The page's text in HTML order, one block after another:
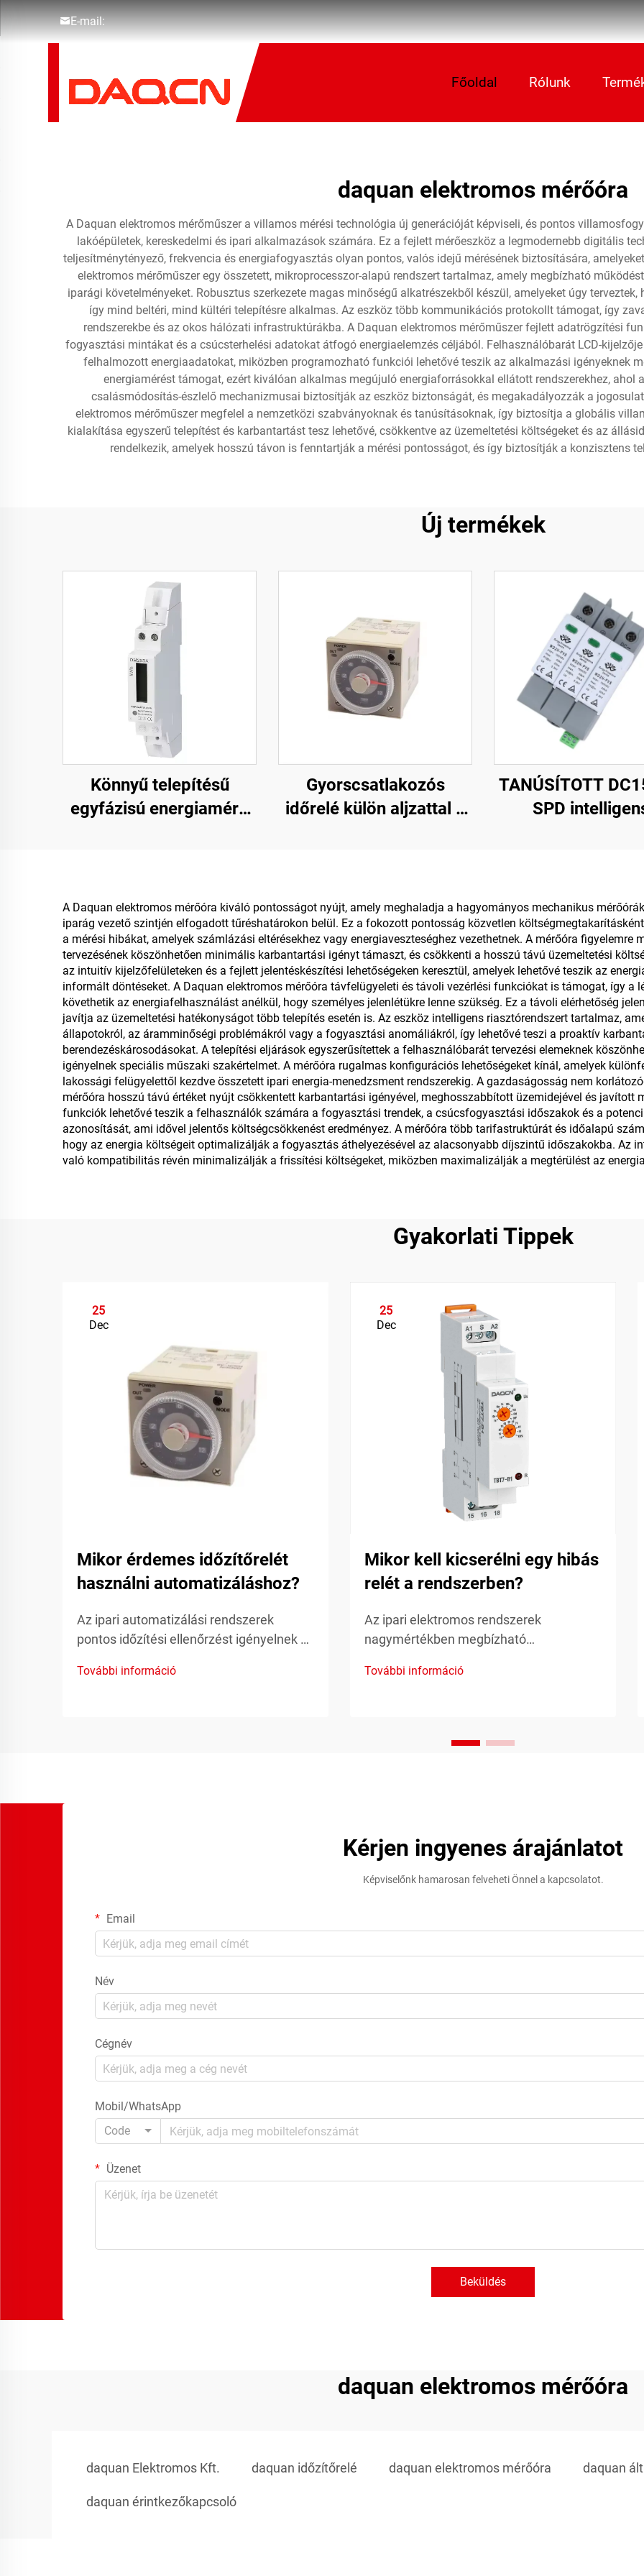
E-mail:
Főoldal Rólunk
daquan elektromos mérőóra
A Daquan elektromos mérőműszer a villamos mérési technológia új generációját képviseli, és pontos
lakóépületek, kereskedelmi és ipari alkalmazások számára. Ez a fejlett mérőeszköz a legmodernebb digitális
teljesítménytényező, frekvencia és energiafogyasztás olyan pontos, valós idejű mérésének biztosítására,
elektromos mérőműszer egy összetett, mikroprocesszor-alapú rendszert tartalmaz, amely megbízható
iparági követelményeket. Robusztus szerkezete magas minőségű alkatrészekből készül, amelyeket úgy
így mind beltéri, mind kültéri telepítésre alkalmas. Az eszköz több kommunikációs protokollt támogat, így
rendszerekbe és az okos hálózati infrastruktúrákba. A Daquan elektromos mérőműszer fejlett adatrögzítési
fogyasztási mintákat és a csúcsterhelési adatokat átfogó energiaelemzés céljából. Felhasználóbarát LCD-
felhalmozott energiaadatokat, miközben programozható funkciói lehetővé teszik az alkalmazási igényeknek
energiamérést támogat, ezért kiválóan alkalmas megújuló energiaforrásokkal ellátott rendszerekhez, ahol
csalásmódosítás-észlelő mechanizmusai biztosítják az eszköz biztonságát, és megakadályozzák a
elektromos mérőműszer megfelel a nemzetközi szabványoknak és tanúsításoknak, így biztosítja a globális
kialakítása egyszerű telepítést és karbantartást tesz lehetővé, csökkentve az üzemeltetési költségeket és az
rendelkezik, amelyek hosszú távon is fenntartják a mérési pontosságot, és így biztosítják a konzisztens
Új termékek
Könnyű telepítésű
egyfázisú energiamérő
Gyorscsatlakozós
időrelé külön aljzattal a
TANÚSÍTOTT
SPD
A Daquan elektromos mérőóra kiváló pontosságot nyújt, amely meghaladja a hagyományos mechanikus
iparág vezető szintjén elfogadott tűréshatárokon belül. Ez a fokozott pontosság közvetlen
a mérési hibákat, amelyek számlázási eltérésekhez vagy energiaveszteséghez vezethetnek. A mérőóra
tervezésének köszönhetően minimális karbantartási igényt támaszt, és csökkenti a hosszú távú üzemeltetési
az intuitív kijelzőfelületeken és a fejlett jelentéskészítési lehetőségeken keresztül, amelyek lehetővé teszik az
informált döntéseket. A Daquan elektromos mérőóra távfelügyeleti és távoli vezérlési funkciókat is támogat, így a
követhetik az energiafelhasználást anélkül, hogy személyes jelenlétükre lenne szükség. Ez a távoli elérhetőség
javítja az üzemeltetési hatékonyságot több telepítés esetén is. Az eszköz intelligens riasztórendszert tartalmaz,
állapotokról, az áramminőségi problémákról vagy a fogyasztási anomáliákról, így lehetővé teszi a proaktív
berendezéskárosodásokat. A telepítési eljárások egyszerűsítettek a felhasználóbarát tervezési elemeknek
igényelnek speciális műszaki szakértelmet. A mérőóra rugalmas konfigurációs lehetőségeket kínál, amelyek
lakossági felügyelettől kezdve összetett ipari energia-menedzsment rendszerekig. A gazdaságosság nem
mérőóra hosszú távú értéket nyújt csökkentett karbantartási igényével, meghosszabbított üzemidejével és javított
funkciók lehetővé teszik a felhasználók számára a fogyasztási trendek, a csúcsfogyasztási időszakok és a
azonosítását, ami idővel jelentős költségcsökkenést eredményez. A mérőóra több tarifastruktúrát és időalapú
hogy az energia költségeit optimalizálják a fogyasztás áthelyezésével az alacsonyabb díjszintű időszakokba. Az
való kompatibilitás révén minimalizálják a frissítési költségeket, miközben maximalizálják a megtérülést az
Gyakorlati Tippek
25
Dec
Mikor érdemes időzítőrelét
használni automatizáláshoz?
Az ipari automatizálási rendszerek
pontos időzítési ellenőrzést igényelnek a
teljesítményének, biztonságának és
További információ
25
Dec
Mikor kell kicserélni egy hibás
relét a rendszerben?
Az ipari elektromos rendszerek
nagymértékben megbízható
és ha tudjuk, mikor cseréljük ki a kritikus
További információ
Kérjen ingyenes árajánlatot
Képviselőnk hamarosan felveheti Önnel a kapcsolatot.
Email
Név
Cégnév
Mobil/WhatsApp
Code
Üzenet
Beküldés
daquan elektromos mérőóra
daquan Elektromos Kft. daquan időzítőrelé daquan elektromos mérőóra daquan
daquan érintkezőkapcsoló